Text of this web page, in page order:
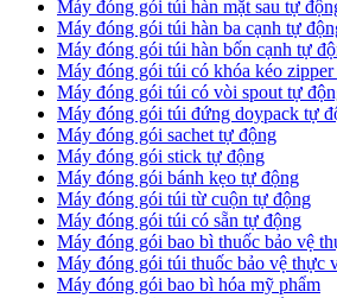
Máy đóng gói túi hàn mặt sau tự
Máy đóng gói túi hàn ba cạnh tự
Máy đóng gói túi hàn bốn cạnh tự
Máy đóng gói túi có khóa kéo
Máy đóng gói túi có vòi spout tự
Máy đóng gói túi đứng doypack tự
Máy đóng gói sachet tự động
Máy đóng gói stick tự động
Máy đóng gói bánh kẹo tự động
Máy đóng gói túi từ cuộn tự động
Máy đóng gói túi có sẵn tự động
Máy đóng gói bao bì thuốc bảo vệ
Máy đóng gói túi thuốc bảo vệ thực
Máy đóng gói bao bì hóa mỹ phẩm